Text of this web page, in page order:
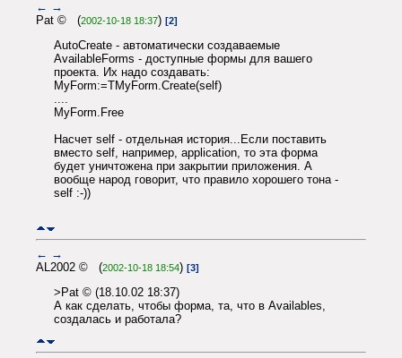
← →
Pat © (2002-10-18 18:37) [2]
AutoCreate - автоматически создаваемые
AvailableForms - доступные формы для вашего
проекта. Их надо создавать:
MyForm:=TMyForm.Create(self)
....
MyForm.Free
Насчет self - отдельная история...Если поставить
вместо self, например, application, то эта форма
будет уничтожена при закрытии приложения. А
вообще народ говорит, что правило хорошего тона -
self :-))
← →
AL2002 © (2002-10-18 18:54) [3]
>Pat © (18.10.02 18:37)
А как сделать, чтобы форма, та, что в Availables,
создалась и работала?